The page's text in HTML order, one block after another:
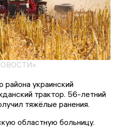
украинский
трактор. 56-летний
тяжёлые ранения.
областную больницу.